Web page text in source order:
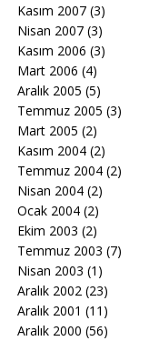
Kasım 2007 (3)
Nisan 2007 (3)
Kasım 2006 (3)
Mart 2006 (4)
Aralık 2005 (5)
Temmuz 2005 (3)
Mart 2005 (2)
Kasım 2004 (2)
Temmuz 2004 (2)
Nisan 2004 (2)
Ocak 2004 (2)
Ekim 2003 (2)
Temmuz 2003 (7)
Nisan 2003 (1)
Aralık 2002 (23)
Aralık 2001 (11)
Aralık 2000 (56)